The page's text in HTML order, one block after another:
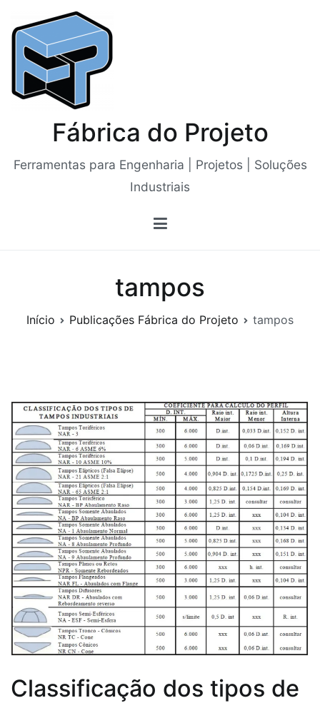
para
conteúdo
Fábrica do Projeto
Ferramentas para Engenharia | Projetos | Soluções
Industriais
tampos
Início Publicações Fábrica do Projeto tampos
Classificação dos tipos de